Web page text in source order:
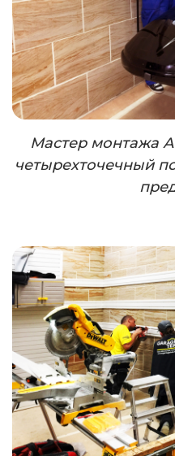
Мастер монтажа
четырехточечный